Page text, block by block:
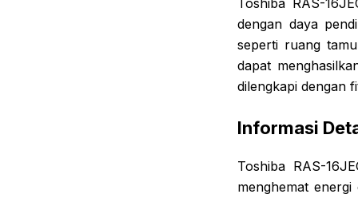
dengan daya
seperti ruang
dapat
dilengkapi dengan
Informasi
Toshiba RAS-
menghemat